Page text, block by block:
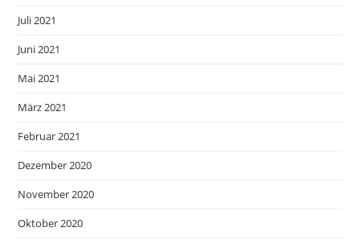
Juli 2021
Juni 2021
Mai 2021
März 2021
Februar 2021
Dezember 2020
November 2020
Oktober 2020